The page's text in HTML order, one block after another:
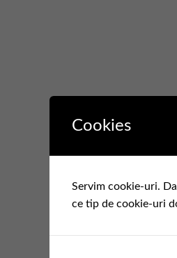
Cookies
Servim cookie-uri.
ce tip de cookie-uri